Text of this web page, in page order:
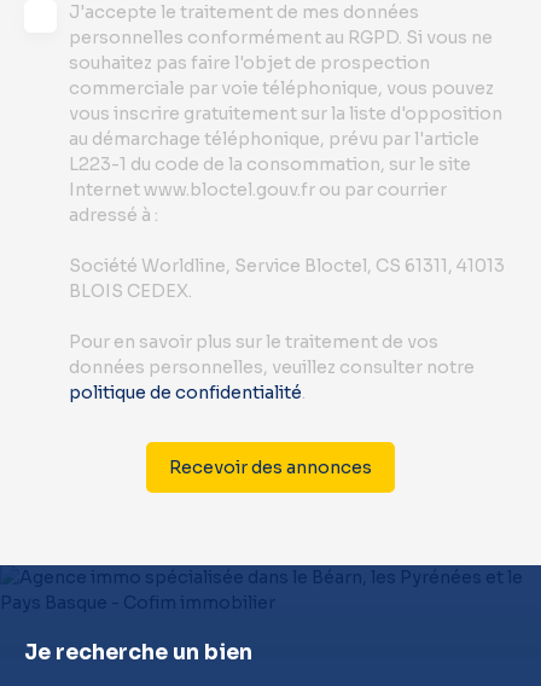
J'accepte le traitement de mes données
personnelles conformément au RGPD. Si vous ne
souhaitez pas faire l'objet de prospection
commerciale par voie téléphonique, vous pouvez
vous inscrire gratuitement sur la liste d'opposition
au démarchage téléphonique, prévu par l'article
L223-1 du code de la consommation, sur le site
Internet www.bloctel.gouv.fr ou par courrier
adressé à :
Société Worldline, Service Bloctel, CS 61311, 41013
BLOIS CEDEX.
Pour en savoir plus sur le traitement de vos
données personnelles, veuillez consulter notre
politique de confidentialité.
Recevoir des annonces
Je recherche un bien